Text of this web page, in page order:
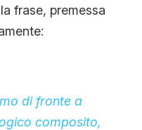
frase, premessa
di fronte a
composito,